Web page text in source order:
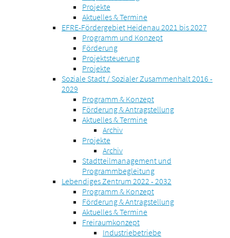
Projekte
Aktuelles & Termine
EFRE-Fördergebiet Heidenau 2021 bis 2027
Programm und Konzept
Förderung
Projektsteuerung
Projekte
Soziale Stadt / Sozialer Zusammenhalt 2016 -
2029
Programm & Konzept
Förderung & Antragstellung
Aktuelles & Termine
Archiv
Projekte
Archiv
Stadtteilmanagement und
Programmbegleitung
Lebendiges Zentrum 2022 - 2032
Programm & Konzept
Förderung & Antragstellung
Aktuelles & Termine
Freiraumkonzept
Industriebetriebe